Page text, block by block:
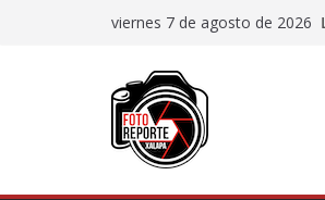
viernes 7 de agosto de 2026